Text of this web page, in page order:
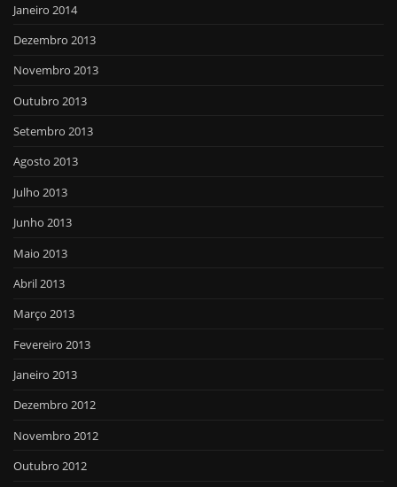
Janeiro 2014
Dezembro 2013
Novembro 2013
Outubro 2013
Setembro 2013
Agosto 2013
Julho 2013
Junho 2013
Maio 2013
Abril 2013
Março 2013
Fevereiro 2013
Janeiro 2013
Dezembro 2012
Novembro 2012
Outubro 2012